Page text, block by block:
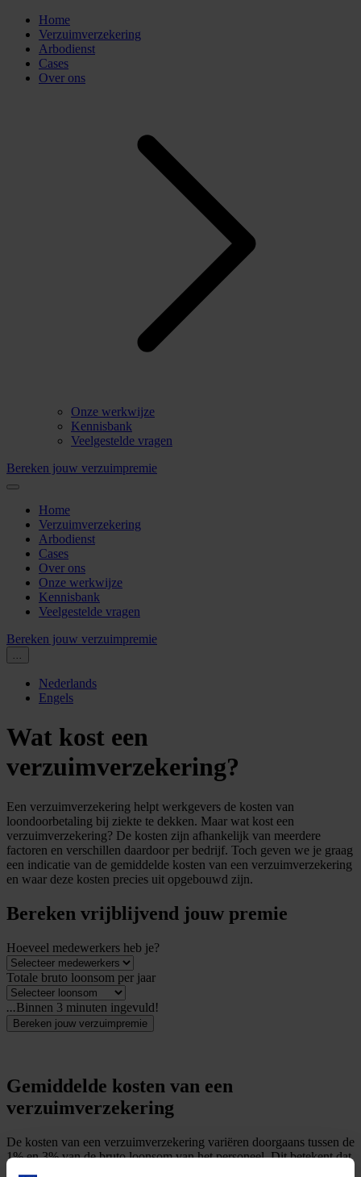
Home
Verzuimverzekering
Arbodienst
Cases
Over ons
Onze werkwijze
Kennisbank
Veelgestelde vragen
Bereken jouw verzuimpremie
Home
Verzuimverzekering
Arbodienst
Cases
Over ons
Onze werkwijze
Kennisbank
Veelgestelde vragen
Bereken jouw verzuimpremie
...
Nederlands
Engels
Wat kost een
verzuimverzekering?
Een verzuimverzekering helpt werkgevers de kosten van
loondoorbetaling bij ziekte te dekken. Maar wat kost een
verzuimverzekering? De kosten zijn afhankelijk van meerdere
factoren en verschillen daardoor per bedrijf. Toch geven we je graag
een indicatie van de gemiddelde kosten van een verzuimverzekering
en waar deze kosten precies uit opgebouwd zijn.
Bereken vrijblijvend jouw premie
Hoeveel medewerkers heb je?
Totale bruto loonsom per jaar
...Binnen 3 minuten ingevuld!
Bereken jouw verzuimpremie
Gemiddelde kosten van een
verzuimverzekering
De kosten van een verzuimverzekering variëren doorgaans tussen de
1% en 3% van de bruto loonsom van het personeel. Dit betekent dat